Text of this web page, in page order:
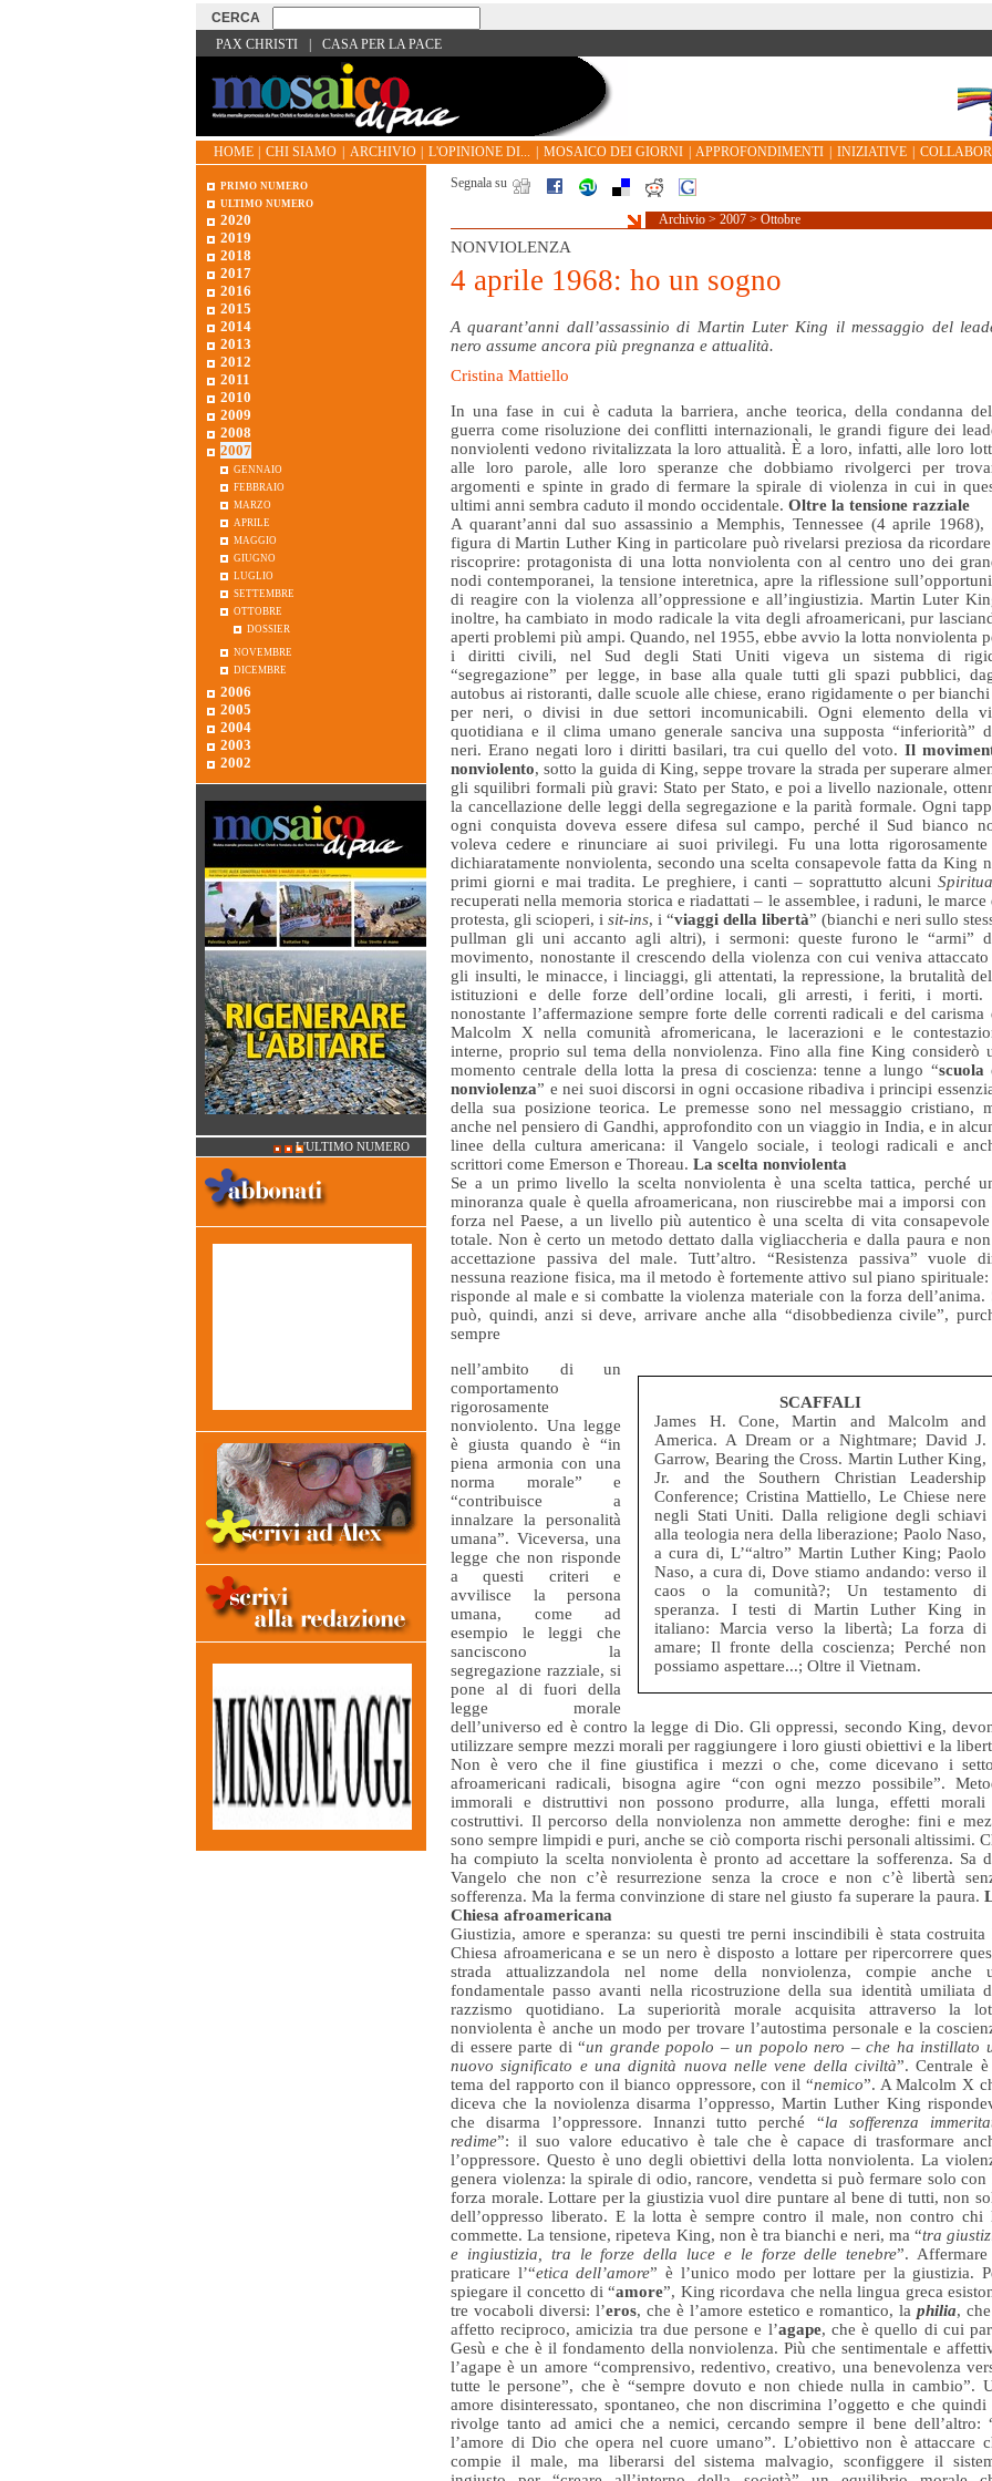
PAX CHRISTI CASA PER LA PACE
HOME CHI SIAMO ARCHIVIO L'OPINIONE DI... MOSAICO DEI GIORNI APPROFONDIMENTI INIZIATIVE
Segnala su
Archivio > 2007 > Ottobre
NONVIOLENZA
4 aprile 1968: ho un sogno
A quarant’anni dall’assassinio di Martin Luter King il messaggio del
nero assume ancora più pregnanza e attualità.
Cristina Mattiello
In una fase in cui è caduta la barriera, anche teorica, della condanna
guerra come risoluzione dei conflitti internazionali, le grandi figure dei
nonviolenti vedono rivitalizzata la loro attualità. È a loro, infatti, alle loro
alle loro parole, alle loro speranze che dobbiamo rivolgerci per
argomenti e spinte in grado di fermare la spirale di violenza in cui in
ultimi anni sembra caduto il mondo occidentale. Oltre la tensione razziale
A quarant’anni dal suo assassinio a Memphis, Tennessee (4 aprile 1968),
figura di Martin Luther King in particolare può rivelarsi preziosa da
riscoprire: protagonista di una lotta nonviolenta con al centro uno dei
nodi contemporanei, la tensione interetnica, apre la riflessione
di reagire con la violenza all’oppressione e all’ingiustizia. Martin Luter
inoltre, ha cambiato in modo radicale la vita degli afroamericani, pur
aperti problemi più ampi. Quando, nel 1955, ebbe avvio la lotta nonviolenta
i diritti civili, nel Sud degli Stati Uniti vigeva un sistema di
“segregazione” per legge, in base alla quale tutti gli spazi pubblici,
autobus ai ristoranti, dalle scuole alle chiese, erano rigidamente o per
per neri, o divisi in due settori incomunicabili. Ogni elemento della
quotidiana e il clima umano generale sanciva una supposta “inferiorità”
neri. Erano negati loro i diritti basilari, tra cui quello del voto.Il
nonviolento, sotto la guida di King, seppe trovare la strada per superare
gli squilibri formali più gravi: Stato per Stato, e poi a livello nazionale,
la cancellazione delle leggi della segregazione e la parità formale. Ogni
ogni conquista doveva essere difesa sul campo, perché il Sud bianco
voleva cedere e rinunciare ai suoi privilegi. Fu una lotta rigorosamente
dichiaratamente nonviolenta, secondo una scelta consapevole fatta da King
primi giorni e mai tradita. Le preghiere, i canti – soprattutto alcuni
recuperati nella memoria storica e riadattati – le assemblee, i raduni, le marce
protesta, gli scioperi, i sit-ins, i “viaggi della libertà” (bianchi e neri sullo
pullman gli uni accanto agli altri), i sermoni: queste furono le “armi”
movimento, nonostante il crescendo della violenza con cui veniva
gli insulti, le minacce, i linciaggi, gli attentati, la repressione, la brutalità
istituzioni e delle forze dell’ordine locali, gli arresti, i feriti, i morti.
nonostante l’affermazione sempre forte delle correnti radicali e del carisma
Malcolm X nella comunità afromericana, le lacerazioni e le
interne, proprio sul tema della nonviolenza. Fino alla fine King considerò
momento centrale della lotta la presa di coscienza: tenne a lungo “scuola
nonviolenza” e nei suoi discorsi in ogni occasione ribadiva i principi
della sua posizione teorica. Le premesse sono nel messaggio cristiano,
anche nel pensiero di Gandhi, approfondito con un viaggio in India, e in
linee della cultura americana: il Vangelo sociale, i teologi radicali e
scrittori come Emerson e Thoreau. La scelta nonviolenta
Se a un primo livello la scelta nonviolenta è una scelta tattica, perché
minoranza quale è quella afroamericana, non riuscirebbe mai a imporsi con
forza nel Paese, a un livello più autentico è una scelta di vita
totale. Non è certo un metodo dettato dalla vigliaccheria e dalla paura e
accettazione passiva del male. Tutt’altro. “Resistenza passiva” vuole
nessuna reazione fisica, ma il metodo è fortemente attivo sul piano spirituale:
risponde al male e si combatte la violenza materiale con la forza dell’anima.
può, quindi, anzi si deve, arrivare anche alla “disobbedienza civile”,
sempre
SCAFFALI
James H. Cone, Martin and Malcolm and
America. A Dream or a Nightmare; David J.
Garrow, Bearing the Cross. Martin Luther King,
Jr. and the Southern Christian Leadership
Conference; Cristina Mattiello, Le Chiese nere
negli Stati Uniti. Dalla religione degli schiavi
alla teologia nera della liberazione; Paolo Naso,
a cura di, L’“altro” Martin Luther King; Paolo
Naso, a cura di, Dove stiamo andando: verso il
caos o la comunità?; Un testamento di
speranza. I testi di Martin Luther King in
italiano: Marcia verso la libertà; La forza di
amare; Il fronte della coscienza; Perché non
possiamo aspettare...; Oltre il Vietnam.
nell’ambito di un
comportamento
rigorosamente
nonviolento. Una legge
è giusta quando è “in
piena armonia con una
norma morale” e
“contribuisce a
innalzare la personalità
umana”. Viceversa, una
legge che non risponde
a questi criteri e
avvilisce la persona
umana, come ad
esempio le leggi che
sanciscono la
segregazione razziale, si
pone al di fuori della
legge morale
dell’universo ed è contro la legge di Dio. Gli oppressi, secondo King,
utilizzare sempre mezzi morali per raggiungere i loro giusti obiettivi e la
Non è vero che il fine giustifica i mezzi o che, come dicevano i
afroamericani radicali, bisogna agire “con ogni mezzo possibile”.
immorali e distruttivi non possono produrre, alla lunga, effetti morali
costruttivi. Il percorso della nonviolenza non ammette deroghe: fini e
sono sempre limpidi e puri, anche se ciò comporta rischi personali altissimi.
ha compiuto la scelta nonviolenta è pronto ad accettare la sofferenza. Sa
Vangelo che non c’è resurrezione senza la croce e non c’è libertà
sofferenza. Ma la ferma convinzione di stare nel giusto fa superare la paura.
Chiesa afroamericana
Giustizia, amore e speranza: su questi tre perni inscindibili è stata costruita
Chiesa afroamericana e se un nero è disposto a lottare per ripercorrere
strada attualizzandola nel nome della nonviolenza, compie anche
fondamentale passo avanti nella ricostruzione della sua identità umiliata
razzismo quotidiano. La superiorità morale acquisita attraverso la
nonviolenta è anche un modo per trovare l’autostima personale e la
di essere parte di “un grande popolo – un popolo nero – che ha instillato
nuovo significato e una dignità nuova nelle vene della civiltà”. Centrale
tema del rapporto con il bianco oppressore, con il “nemico”. A Malcolm X
diceva che la noviolenza disarma l’oppresso, Martin Luther King
che disarma l’oppressore. Innanzi tutto perché “la sofferenza
redime”: il suo valore educativo è tale che è capace di trasformare
l’oppressore. Questo è uno degli obiettivi della lotta nonviolenta. La
genera violenza: la spirale di odio, rancore, vendetta si può fermare solo con
forza morale. Lottare per la giustizia vuol dire puntare al bene di tutti, non
dell’oppresso liberato. E la lotta è sempre contro il male, non contro chi
commette. La tensione, ripeteva King, non è tra bianchi e neri, ma “tra
e ingiustizia, tra le forze della luce e le forze delle tenebre”. Affermare
praticare l’“etica dell’amore” è l’unico modo per lottare per la giustizia.
spiegare il concetto di “amore”, King ricordava che nella lingua greca
tre vocaboli diversi: l’eros, che è l’amore estetico e romantico, la philia,
affetto reciproco, amicizia tra due persone e l’agape, che è quello di cui
Gesù e che è il fondamento della nonviolenza. Più che sentimentale e
l’agape è un amore “comprensivo, redentivo, creativo, una benevolenza
tutte le persone”, che è “sempre dovuto e non chiede nulla in cambio”.
amore disinteressato, spontaneo, che non discrimina l’oggetto e che quindi
rivolge tanto ad amici che a nemici, cercando sempre il bene dell’altro:
l’amore di Dio che opera nel cuore umano”. L’obiettivo non è attaccare
compie il male, ma liberarsi del sistema malvagio, sconfiggere il
primo numero
ultimo numero
2020
2019
2018
2017
2016
2015
2014
2013
2012
2011
2010
2009
2008
2007
gennaio
febbraio
marzo
aprile
maggio
giugno
luglio
settembre
ottobre
dossier
novembre
dicembre
2006
2005
2004
2003
2002
L'ULTIMO NUMERO